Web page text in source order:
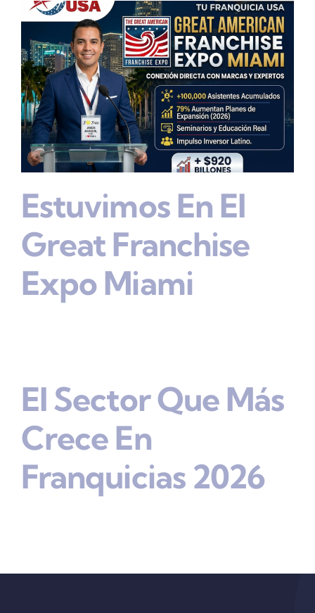
Estuvimos En El
Great Franchise
Expo Miami
El Sector Que Más
Crece En
Franquicias 2026